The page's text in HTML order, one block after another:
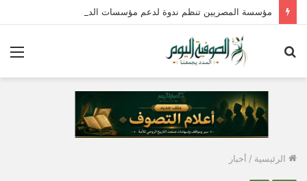
الرئيسية / أخبار